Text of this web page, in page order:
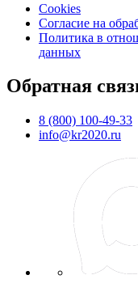
Cookies
Согласие на
Политика в
данных
Обратная
8 (800) 100-49-33
info@kr2020.ru